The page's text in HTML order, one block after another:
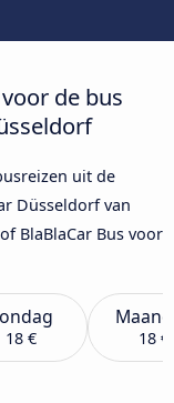
de bus
uit de
Düsseldorf van
BlaBlaCar Bus voor
18 € 18 €